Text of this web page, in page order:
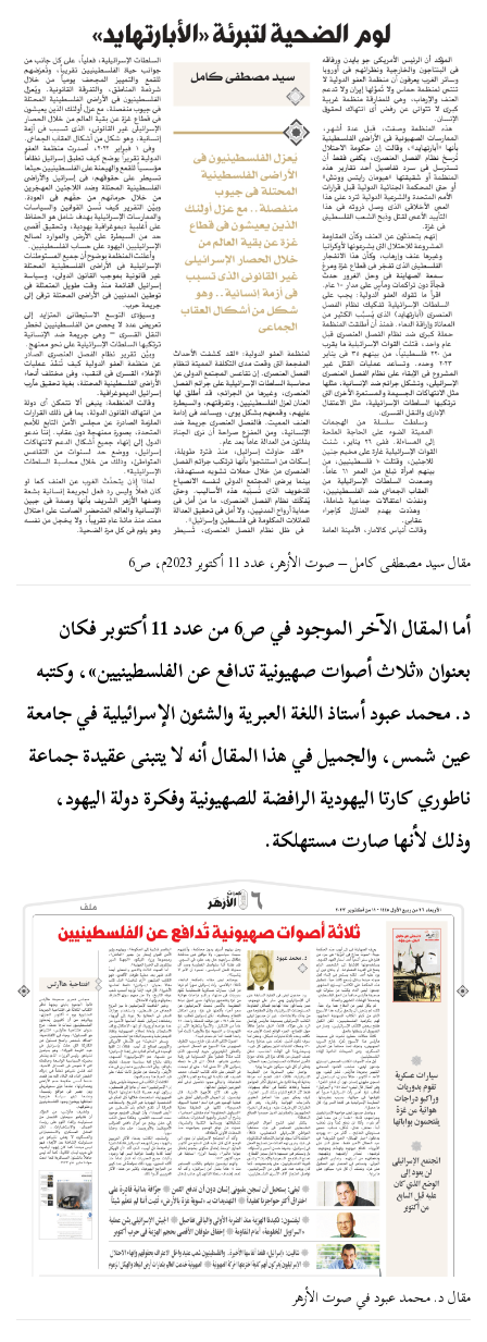
مقال سيد مصطفى كامل – صوت الأزهر، عدد 11 أكتوبر 2023م، ص6
أما المقال الآخر الموجود في ص6 من عدد 11 أكتوبر فكان
بعنوان «ثلاث أصوات صهيونية تدافع عن الفلسطينيين»، وكتبه
د. محمد عبود أستاذ اللغة العبرية والشئون الإسرائيلية في جامعة
عين شمس، والجميل في هذا المقال أنه لا يتبنى عقيدة جماعة
ناطوري كارتا اليهودية الرافضة للصهيونية وفكرة دولة اليهود،
وذلك لأنها صارت مستهلكة.
مقال د. محمد عبود في صوت الأزهر